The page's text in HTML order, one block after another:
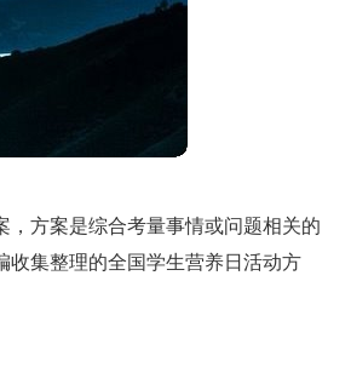
方案是综合考量事情或问题相关的
收集整理的全国学生营养日活动方